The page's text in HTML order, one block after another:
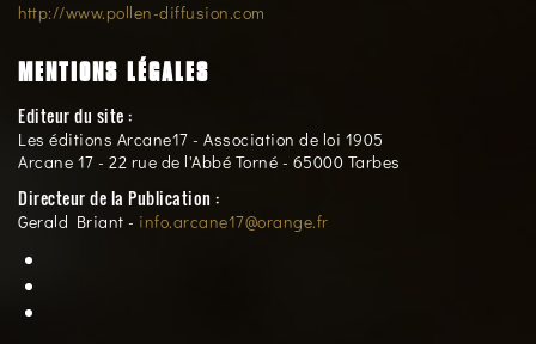
http://www.pollen-diffusion.com
MENTIONS LÉGALES
Editeur du site :
Les éditions Arcane17 - Association de loi 1905
Arcane 17 - 22 rue de l'Abbé Torné - 65000 Tarbes
Directeur de la Publication :
Gerald Briant - info.arcane17@orange.fr